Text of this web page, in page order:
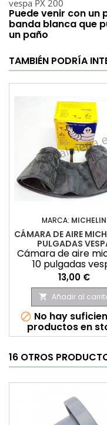
vespa PX 200
Puede venir con
banda blanca que
un paño
TAMBIÉN PODRÍA
MARCA: MICHELIN
CÁMARA DE AIRE
PULGADAS
Cámara de aire
10 pulgadas
Precio
13,00 €
 Añadir al
 No hay
productos en
16 OTROS